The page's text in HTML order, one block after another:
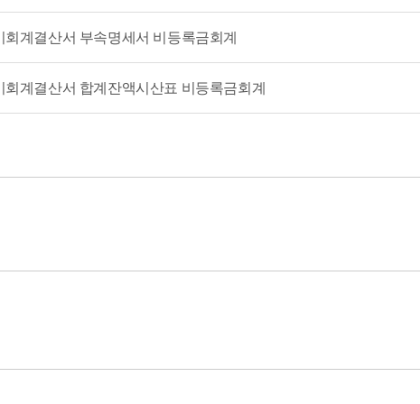
계결산서 부속명세서 비등록금회계
계결산서 합계잔액시산표 비등록금회계